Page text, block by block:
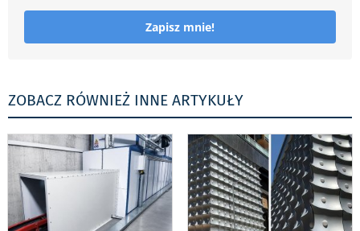
Zapisz mnie!
ZOBACZ RÓWNIEŻ INNE ARTYKUŁY